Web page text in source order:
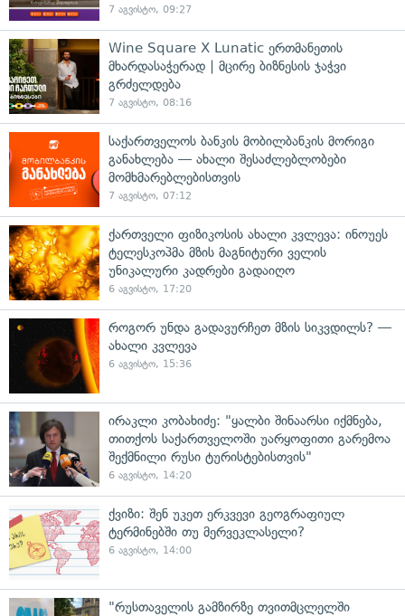
7 აგვისტო, 09:27
Wine Square X Lunatic ერთმანეთის
მხარდასაჭერად | მცირე ბიზნესის ჯაჭვი
გრძელდება
7 აგვისტო, 08:16
საქართველოს ბანკის მობილბანკის მორიგი
განახლება — ახალი შესაძლებლობები
მომხმარებლებისთვის
7 აგვისტო, 07:12
ქართველი ფიზიკოსის ახალი კვლევა: ინოუეს
ტელესკოპმა მზის მაგნიტური ველის
უნიკალური კადრები გადაიღო
6 აგვისტო, 17:20
როგორ უნდა გადავურჩეთ მზის სიკვდილს? —
ახალი კვლევა
6 აგვისტო, 15:36
ირაკლი კობახიძე: "ყალბი შინაარსი იქმნება,
თითქოს საქართველოში უარყოფითი გარემოა
შექმნილი რუსი ტურისტებისთვის"
6 აგვისტო, 14:20
ქვიზი: შენ უკეთ ერკვევი გეოგრაფიულ
ტერმინებში თუ მერვეკლასელი?
6 აგვისტო, 14:00
"რუსთაველის გამზირზე თვითმცლელში